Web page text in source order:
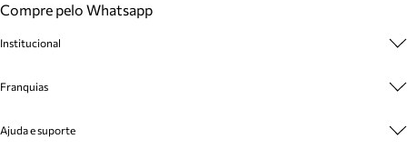
Compre pelo Whatsapp
Institucional
Cashback
Venda Corporativa
Franquias
Plano de Negócio
Ajuda e suporte